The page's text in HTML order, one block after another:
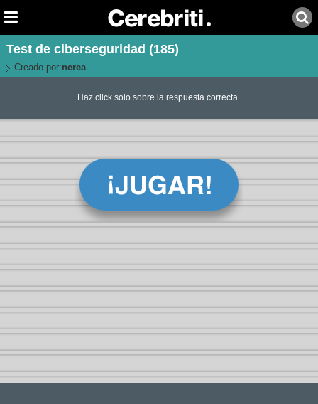
Test de ciberseguridad (185)
Creado por:nerea
Haz click solo sobre la respuesta correcta.